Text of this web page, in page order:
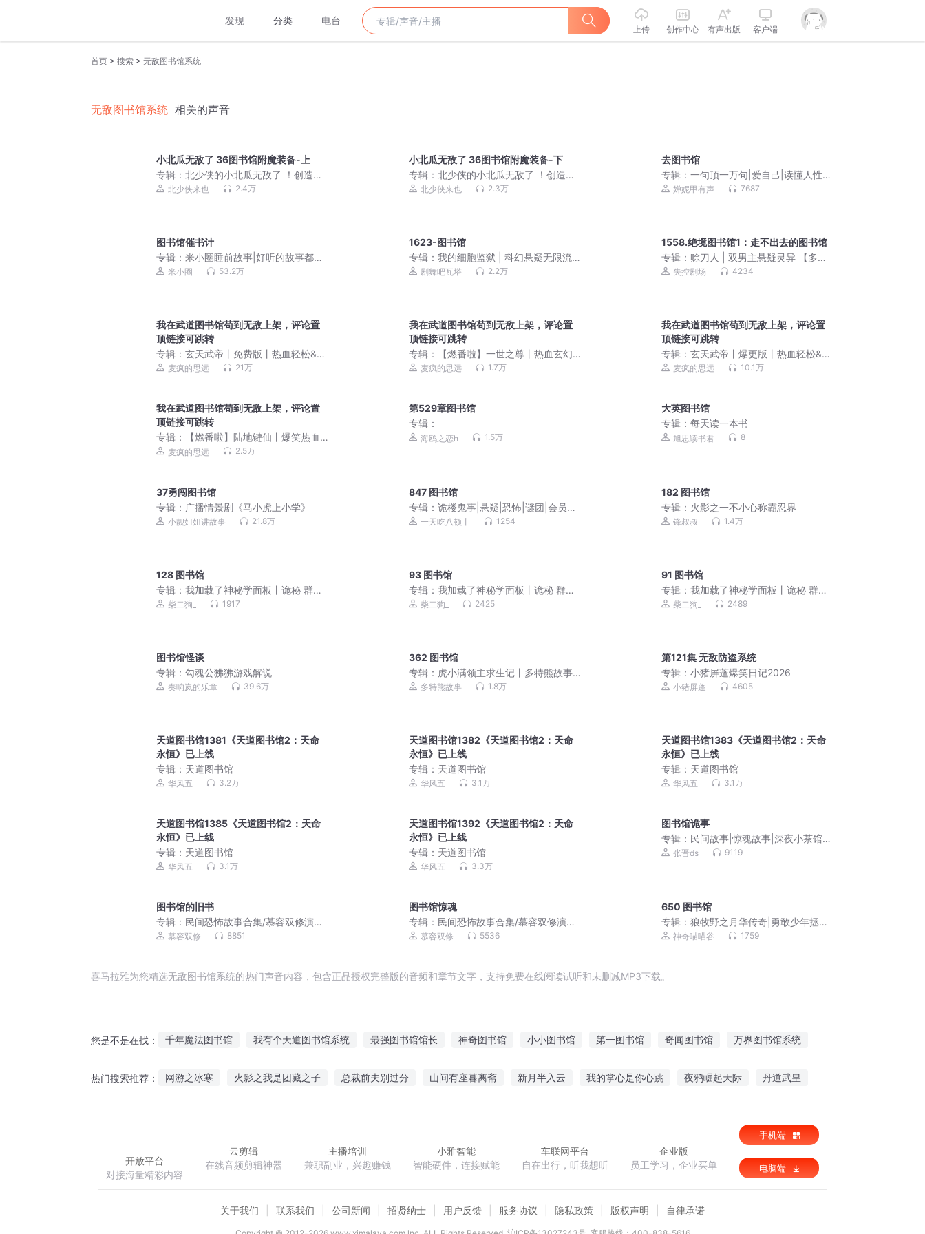
发现 分类 电台
上传 创作中心 有声出版 客户端
首页 > 搜索 > 无敌图书馆系统
无敌图书馆系统 相关的声音
小北瓜无敌了 36图书馆附魔装备-上
专辑： 北少侠的小北瓜无敌了 ！创造力
和想象力原神奇历险
北少侠来也 2.4万
小北瓜无敌了 36图书馆附魔装备-下
专辑：北少侠的小北瓜无敌了 ！创造力
和想象力原神奇历险
北少侠来也 2.3万
去图书馆
专辑：一句顶一万句|爱自己|读懂人性|
人间清醒
婵妮甲有声 7687
图书馆催书计
专辑： 米小圈睡前故事|好听的故事都在
这 米小圈 53.2万
1623-图书馆
专辑：我的细胞监狱 | 科幻悬疑无限流 |
3D精品多人剧
剧舞吧瓦塔 2.2万
1558.绝境图书馆1：走不出去的图书馆
专辑： 赊刀人 | 双男主悬疑灵异 【多人
有声剧】
失控剧场 4234
我在武道图书馆苟到无敌上架，评论置
顶链接可跳转
专辑： 玄天武帝丨免费版丨热血轻松&搞
笑玄幻丨梁小渔&思远多人有声剧
麦疯的思远 21万
我在武道图书馆苟到无敌上架，评论置
顶链接可跳转
专辑：
【燃番啦】一世之尊丨热血玄幻&
逆天改命丨爱潜水的乌贼丨VIP免费有声
麦疯的思远 1.7万
我在武道图书馆苟到无敌上架，评论置
顶链接可跳转
专辑：玄天武帝丨爆更版丨热血轻松&搞
笑玄幻丨梁小渔&思远多人有声剧
麦疯的思远 10.1万
我在武道图书馆苟到无敌上架，评论置
顶链接可跳转
专辑：
【燃番啦】陆地键仙丨爆笑热血
玄幻|偷香高手作者新作VIP免费| 精品多
麦疯的思远 2.5万
第529章图书馆
专辑：
海鸥之恋h 1.5万
大英图书馆
专辑：每天读一本书
旭思读书君 8
37勇闯图书馆
专辑： 广播情景剧《马小虎上小学》
小靓姐姐讲故事 21.8万
847 图书馆
专辑：诡楼鬼事|悬疑|恐怖|谜团|会员免
费收听
一天吃八顿丨 1254
182 图书馆
专辑： 火影之一不小心称霸忍界
锋叔叔 1.4万
128 图书馆
专辑： 我加载了神秘学面板丨诡秘 群像
智商在线 蒸汽时代丨VIP免费小说丨多人
柴二狗_ 1917
93 图书馆
专辑：我加载了神秘学面板丨诡秘 群像
智商在线 蒸汽时代丨VIP免费小说丨多人
柴二狗_ 2425
91 图书馆
专辑：我加载了神秘学面板丨诡秘 群像
智商在线 蒸汽时代丨VIP免费小说丨多人
柴二狗_ 2489
图书馆怪谈
专辑： 勾魂公狒狒游戏解说
奏响岚的乐章 39.6万
362 图书馆
专辑： 虎小满领主求生记丨多特熊故事
丨山海神兽
多特熊故事 1.8万
第121集 无敌防盗系统
专辑：小猪屏蓬爆笑日记2026
小猪屏蓬 4605
天道图书馆1381《天道图书馆2：天命
永恒》已上线
专辑： 天道图书馆
华风五 3.2万
天道图书馆1382《天道图书馆2：天命
永恒》已上线
专辑： 天道图书馆
华风五 3.1万
天道图书馆1383《天道图书馆2：天命
永恒》已上线
专辑： 天道图书馆
华风五 3.1万
天道图书馆1385《天道图书馆2：天命
永恒》已上线
专辑： 天道图书馆
华风五 3.1万
天道图书馆1392《天道图书馆2：天命
永恒》已上线
专辑： 天道图书馆
华风五 3.3万
图书馆诡事
专辑： 民间故事|惊魂故事|深夜小茶馆|
恐怖短篇|惊悚灵异
张晋ds 9119
图书馆的旧书
专辑： 民间恐怖故事合集/慕容双修演播/
每晚哄你入睡
慕容双修 8851
图书馆惊魂
专辑： 民间恐怖故事合集/慕容双修演播/
每晚哄你入睡
慕容双修 5536
650 图书馆
专辑：狼牧野之月华传奇|勇敢少年拯救
世界|系统穿越
神奇喵喵谷 1759
喜马拉雅为您精选无敌图书馆系统的热门声音内容，包含正品授权完整版的音频和章节文字，支持免费在线阅读试听和未删减MP3下载。
您是不是在找： 千年魔法图书馆 我有个天道图书馆系统 最强图书馆馆长 神奇图书馆 小小图书馆 第一图书馆 奇闻图书馆 万界图书馆系统
热门搜索推荐： 网游之冰寒 火影之我是团藏之子 总裁前夫别过分 山间有座暮离斋 新月半入云 我的掌心是你心跳 夜鸦崛起天际 丹道武皇
开放平台
对接海量精彩内容
云剪辑
在线音频剪辑神器
主播培训
兼职副业，兴趣赚钱
小雅智能
智能硬件，连接赋能
车联网平台
自在出行，听我想听
企业版
员工学习，企业买单
手机端
电脑端
关于我们 联系我们 公司新闻 招贤纳士 用户反馈 服务协议 隐私政策 版权声明 自律承诺